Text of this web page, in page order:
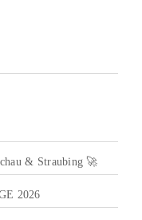
& Straubing 🚀
2026